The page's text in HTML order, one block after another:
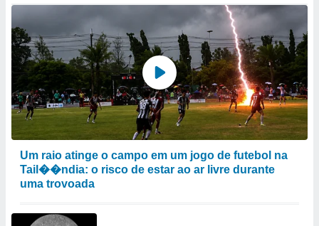
Um raio atinge o campo em um jogo de futebol na
Tail��ndia: o risco de estar ao ar livre durante
uma trovoada